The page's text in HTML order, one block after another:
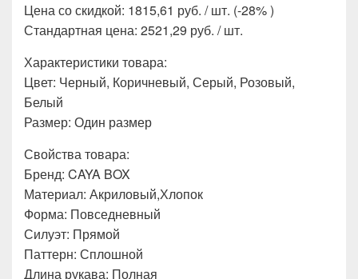
Цена со скидкой: 1815,61 руб. / шт. (-28% )
Стандартная цена: 2521,29 руб. / шт.
Характеристики товара:
Цвет: Черный, Коричневый, Серый, Розовый,
Белый
Размер: Один размер
Свойства товара:
Бренд: CAYA BOX
Материал: Акриловый,Хлопок
Форма: Повседневный
Силуэт: Прямой
Паттерн: Сплошной
Длина рукава: Полная